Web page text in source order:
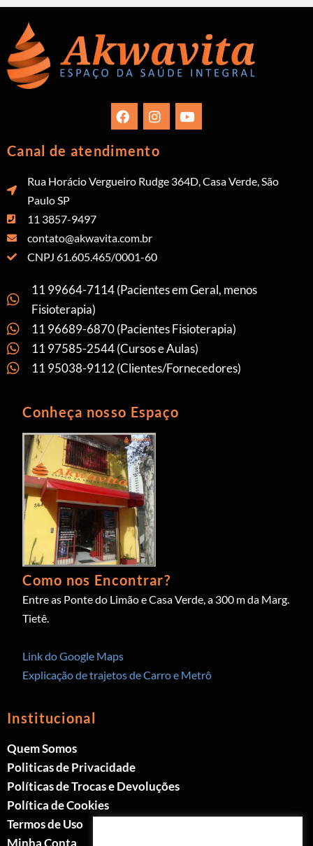
Canal de atendimento
Rua Horácio Vergueiro Rudge 364D, Casa Verde, São
Paulo SP
11 3857-9497
contato@akwavita.com.br
CNPJ 61.605.465/0001-60
11 99664-7114 (Pacientes em Geral, menos
Fisioterapia)
11 96689-6870 (Pacientes Fisioterapia)
11 97585-2544 (Cursos e Aulas)
11 95038-9112 (Clientes/Fornecedores)
Conheça nosso Espaço
Como nos Encontrar?
Entre as Ponte do Limão e Casa Verde, a 300 m da Marg.
Tietê.
Link do Google Maps
Explicação de trajetos de Carro e Metrô
Institucional
Quem Somos
Politicas de Privacidade
Políticas de Trocas e Devoluções
Política de Cookies
Termos de Uso
Minha Conta